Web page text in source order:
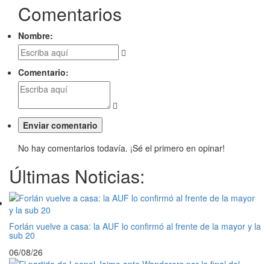
Comentarios
Nombre:
Comentario:
No hay comentarios todavía. ¡Sé el primero en opinar!
Últimas Noticias:
Forlán vuelve a casa: la AUF lo confirmó al frente de la mayor y la
sub 20
06/08/26